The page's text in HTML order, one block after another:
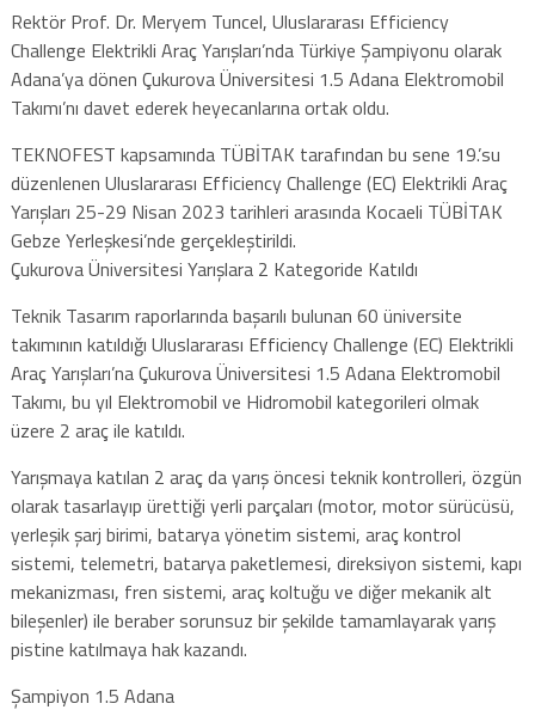
Rektör Prof. Dr. Meryem Tuncel, Uluslararası Efficiency
Challenge Elektrikli Araç Yarışları’nda Türkiye Şampiyonu olarak
Adana’ya dönen Çukurova Üniversitesi 1.5 Adana Elektromobil
Takımı’nı davet ederek heyecanlarına ortak oldu.
TEKNOFEST kapsamında TÜBİTAK tarafından bu sene 19.’su
düzenlenen Uluslararası Efficiency Challenge (EC) Elektrikli Araç
Yarışları 25-29 Nisan 2023 tarihleri arasında Kocaeli TÜBİTAK
Gebze Yerleşkesi’nde gerçekleştirildi.
Çukurova Üniversitesi Yarışlara 2 Kategoride Katıldı
Teknik Tasarım raporlarında başarılı bulunan 60 üniversite
takımının katıldığı Uluslararası Efficiency Challenge (EC) Elektrikli
Araç Yarışları’na Çukurova Üniversitesi 1.5 Adana Elektromobil
Takımı, bu yıl Elektromobil ve Hidromobil kategorileri olmak
üzere 2 araç ile katıldı.
Yarışmaya katılan 2 araç da yarış öncesi teknik kontrolleri, özgün
olarak tasarlayıp ürettiği yerli parçaları (motor, motor sürücüsü,
yerleşik şarj birimi, batarya yönetim sistemi, araç kontrol
sistemi, telemetri, batarya paketlemesi, direksiyon sistemi, kapı
mekanizması, fren sistemi, araç koltuğu ve diğer mekanik alt
bileşenler) ile beraber sorunsuz bir şekilde tamamlayarak yarış
pistine katılmaya hak kazandı.
Şampiyon 1.5 Adana